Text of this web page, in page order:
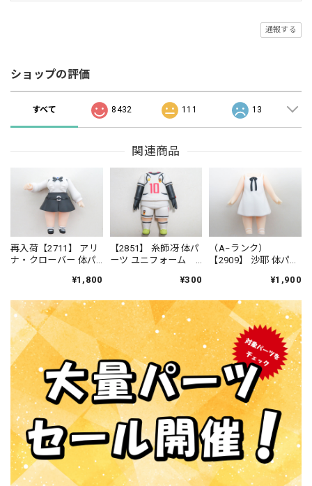
通報する
ショップの評価
すべて 8432 111 13
関連商品
再入荷【2711】 アリ
ナ・クローバー 体パ
ンマー付き） ねん
¥1,800
【2851】 糸師冴 体パ
ーツ ユニフォーム
¥300
（A−ランク）
【2909】 沙耶 体パー
¥1,900